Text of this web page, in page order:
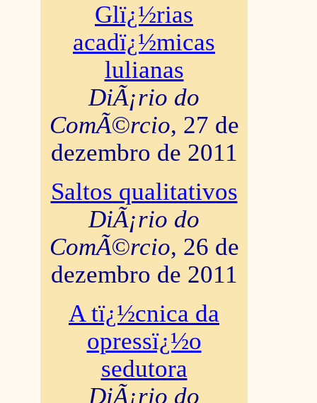
Glï¿½rias
acadï¿½micas
lulianas
DiÃ¡rio do
ComÃ©rcio, 27 de
dezembro de 2011
Saltos qualitativos
DiÃ¡rio do
ComÃ©rcio, 26 de
dezembro de 2011
A tï¿½cnica da
opressï¿½o
sedutora
DiÃ¡rio do